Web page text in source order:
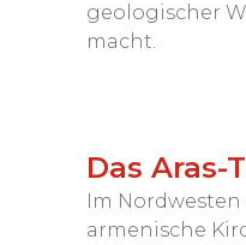
geologischer
macht.
Das Aras-
Im
armenische